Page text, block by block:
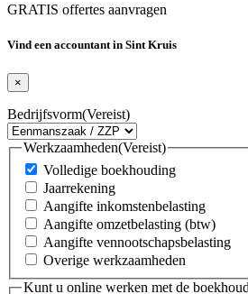
GRATIS offertes aanvragen
Vind een accountant in Sint Kruis
×
Bedrijfsvorm(Vereist)
Werkzaamheden(Vereist)
Volledige boekhouding
Jaarrekening
Aangifte inkomstenbelasting
Aangifte omzetbelasting (btw)
Aangifte vennootschapsbelasting
Overige werkzaamheden
Kunt u online werken met de